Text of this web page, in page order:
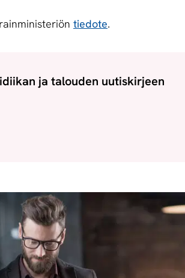
tiedote.
ja talouden uutiskirjeen